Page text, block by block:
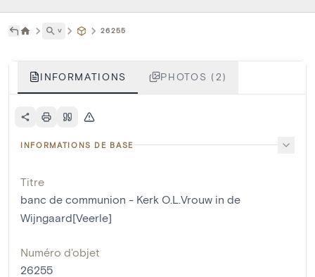
˅ 26255
INFORMATIONS PHOTOS (2)
INFORMATIONS DE BASE
Titre
banc de communion - Kerk O.L.Vrouw in de
Wijngaard[Veerle]
Numéro d'objet
26255